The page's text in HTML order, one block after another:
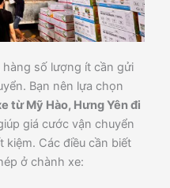
số lượng ít cần gửi
Bạn nên lựa chọn
từ Mỹ Hào, Hưng Yên đi
giá cước vận chuyển
kiệm. Các điều cần biết
ở chành xe: